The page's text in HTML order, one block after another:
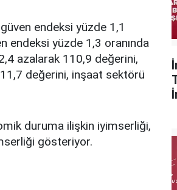
endeksi yüzde 1,1
endeksi yüzde 1,3 oranında
azalarak 110,9 değerini,
değerini, inşaat sektörü
duruma ilişkin iyimserliği,
gösteriyor.